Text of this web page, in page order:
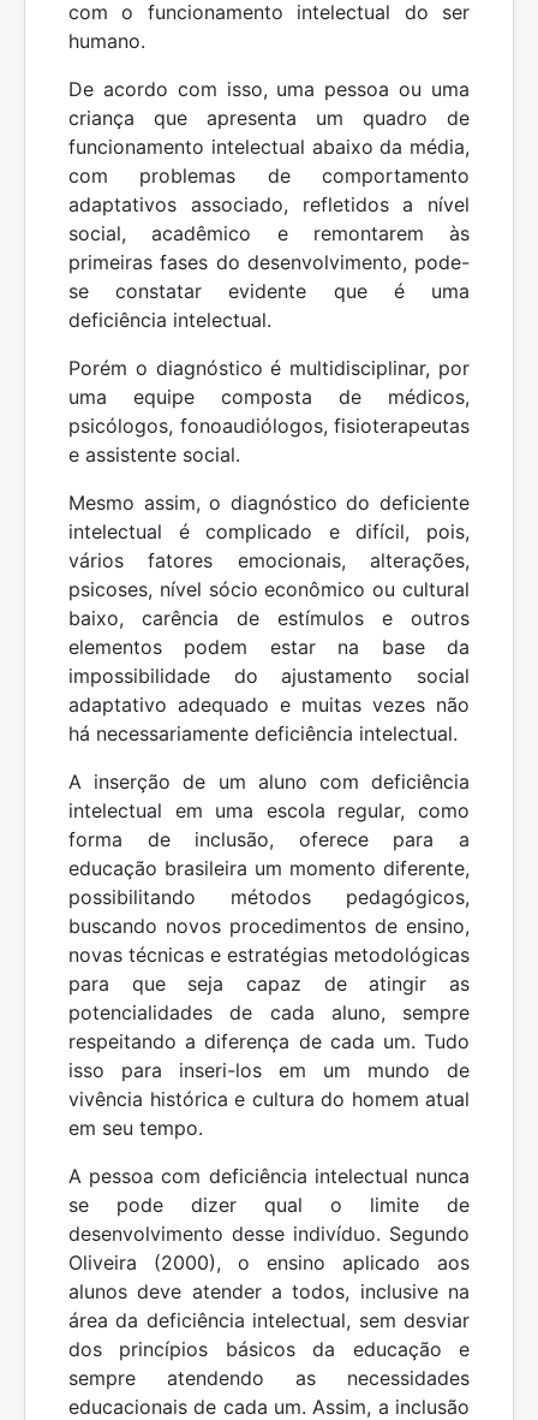
com o funcionamento intelectual do ser
humano.
De acordo com isso, uma pessoa ou uma
criança que apresenta um quadro de
funcionamento intelectual abaixo da média,
com problemas de comportamento
adaptativos associado, refletidos a nível
social, acadêmico e remontarem às
primeiras fases do desenvolvimento, pode-
se constatar evidente que é uma
deficiência intelectual.
Porém o diagnóstico é multidisciplinar, por
uma equipe composta de médicos,
psicólogos, fonoaudiólogos, fisioterapeutas
e assistente social.
Mesmo assim, o diagnóstico do deficiente
intelectual é complicado e difícil, pois,
vários fatores emocionais, alterações,
psicoses, nível sócio econômico ou cultural
baixo, carência de estímulos e outros
elementos podem estar na base da
impossibilidade do ajustamento social
adaptativo adequado e muitas vezes não
há necessariamente deficiência intelectual.
A inserção de um aluno com deficiência
intelectual em uma escola regular, como
forma de inclusão, oferece para a
educação brasileira um momento diferente,
possibilitando métodos pedagógicos,
buscando novos procedimentos de ensino,
novas técnicas e estratégias metodológicas
para que seja capaz de atingir as
potencialidades de cada aluno, sempre
respeitando a diferença de cada um. Tudo
isso para inseri-los em um mundo de
vivência histórica e cultura do homem atual
em seu tempo.
A pessoa com deficiência intelectual nunca
se pode dizer qual o limite de
desenvolvimento desse indivíduo. Segundo
Oliveira (2000), o ensino aplicado aos
alunos deve atender a todos, inclusive na
área da deficiência intelectual, sem desviar
dos princípios básicos da educação e
sempre atendendo as necessidades
educacionais de cada um. Assim, a inclusão